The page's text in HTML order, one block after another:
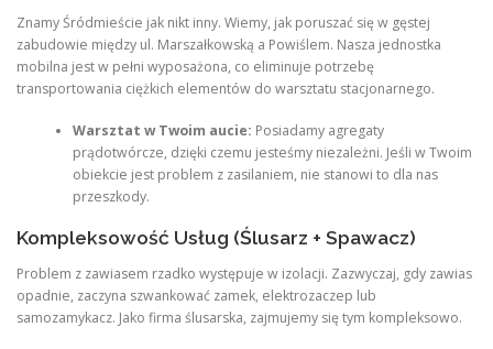
Znamy Śródmieście jak nikt inny. Wiemy, jak poruszać się w gęstej
zabudowie między ul. Marszałkowską a Powiślem. Nasza jednostka
mobilna jest w pełni wyposażona, co eliminuje potrzebę
transportowania ciężkich elementów do warsztatu stacjonarnego.
Warsztat w Twoim aucie: Posiadamy agregaty
prądotwórcze, dzięki czemu jesteśmy niezależni. Jeśli w Twoim
obiekcie jest problem z zasilaniem, nie stanowi to dla nas
przeszkody.
Kompleksowość Usług (Ślusarz + Spawacz)
Problem z zawiasem rzadko występuje w izolacji. Zazwyczaj, gdy zawias
opadnie, zaczyna szwankować zamek, elektrozaczep lub
samozamykacz. Jako firma ślusarska, zajmujemy się tym kompleksowo.